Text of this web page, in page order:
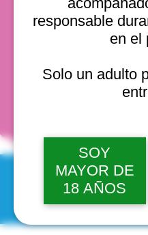
responsable
en el
Solo un adulto
SOY
MAYOR DE
18 AÑOS
© 2025 by Scantastic.